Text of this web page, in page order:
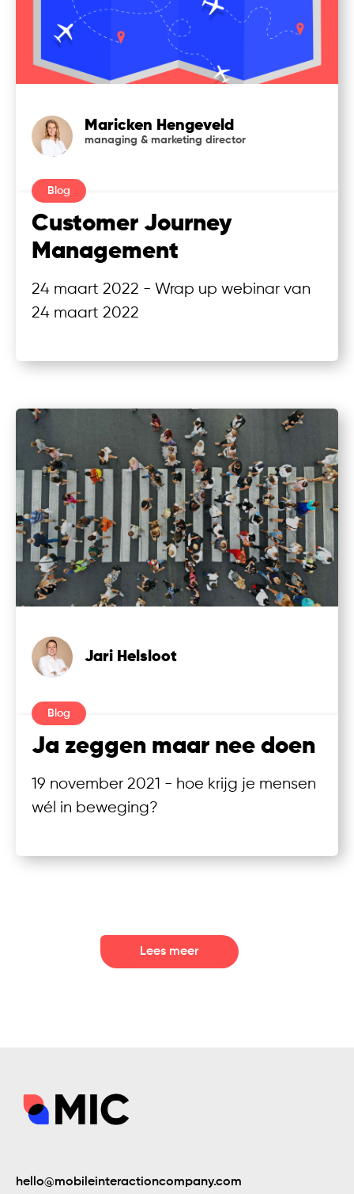
Maricken Hengeveld
managing & marketing director
Blog
Customer Journey
Management
24 maart 2022 - Wrap up webinar van
24 maart 2022
Jari Helsloot
Blog
Ja zeggen maar nee doen
19 november 2021 - hoe krijg je mensen
wél in beweging?
Lees meer
hello@mobileinteractioncompany.com